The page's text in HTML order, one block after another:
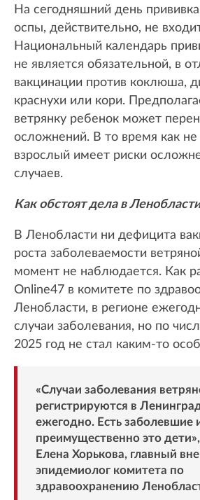
На сегодняшний день
оспы, действительно, не
Национальный календарь
не является обязательной, в
вакцинации против коклюша,
краснухи или кори.
ветрянку ребенок может
осложнений. В то время как
взрослый имеет риски
случаев.
Как обстоят дела в Ленобласти
В Ленобласти ни дефицита
роста заболеваемости
момент не наблюдается. Как
Online47 в комитете по
Ленобласти, в регионе
случаи заболевания, но по
2025 год не стал каким-то
«Случаи заболевания
регистрируются в
ежегодно. Есть заболевшие
преимущественно это
Елена Хорькова, главный
эпидемиолог комитета по
здравоохранению